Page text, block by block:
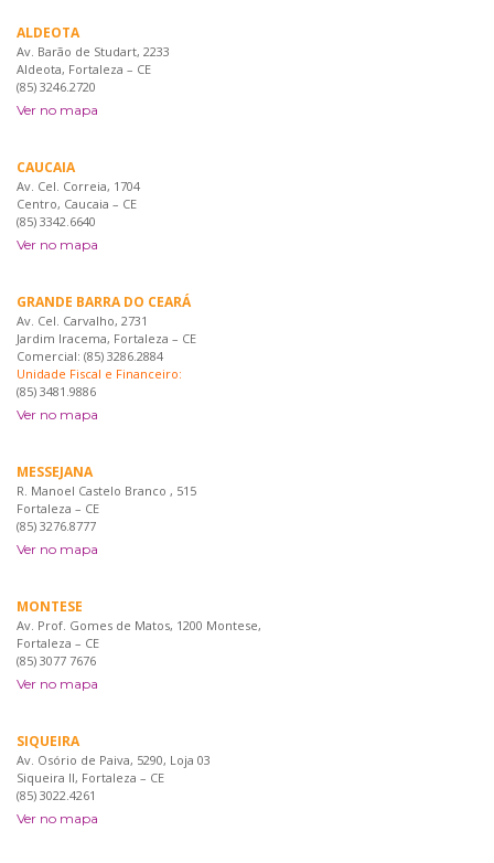
ALDEOTA
Av. Barão de Studart, 2233
Aldeota, Fortaleza – CE
(85) 3246.2720
Ver no mapa
CAUCAIA
Av. Cel. Correia, 1704
Centro, Caucaia – CE
(85) 3342.6640
Ver no mapa
GRANDE BARRA DO CEARÁ
Av. Cel. Carvalho, 2731
Jardim Iracema, Fortaleza – CE
Comercial: (85) 3286.2884
Unidade Fiscal e Financeiro:
(85) 3481.9886
Ver no mapa
MESSEJANA
R. Manoel Castelo Branco , 515
Fortaleza – CE
(85) 3276.8777
Ver no mapa
MONTESE
Av. Prof. Gomes de Matos, 1200 Montese,
Fortaleza – CE
(85) 3077 7676
Ver no mapa
SIQUEIRA
Av. Osório de Paiva, 5290, Loja 03
Siqueira II, Fortaleza – CE
(85) 3022.4261
Ver no mapa